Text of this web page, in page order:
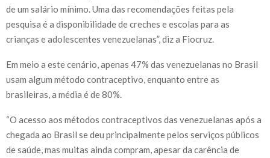
de um salário mínimo. Uma das recomendações feitas pela
pesquisa é a disponibilidade de creches e escolas para as
crianças e adolescentes venezuelanas”, diz a Fiocruz.
Em meio a este cenário, apenas 47% das venezuelanas no Brasil
usam algum método contraceptivo, enquanto entre as
brasileiras, a média é de 80%.
“O acesso aos métodos contraceptivos das venezuelanas após a
chegada ao Brasil se deu principalmente pelos serviços públicos
de saúde, mas muitas ainda compram, apesar da carência de